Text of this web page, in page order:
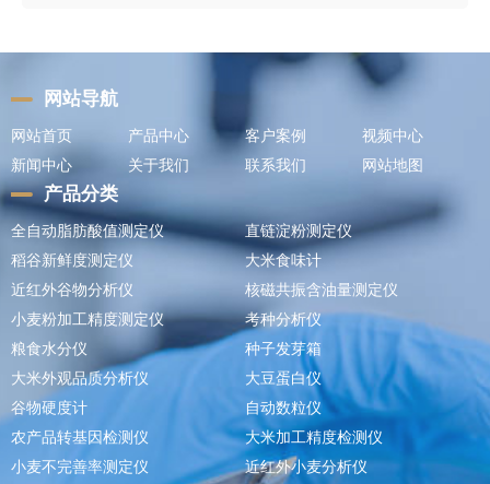
网站导航
网站首页 产品中心 客户案例
视频中心
新闻中心
关于我们 联系我们 网站地图
产品分类
全自动脂肪酸值测定仪
直链淀粉测定仪
稻谷新鲜度测定仪
大米食味计
近红外谷物分析仪
核磁共振含油量测定仪
小麦粉加工精度测定仪
考种分析仪
粮食水分仪
种子发芽箱
大米外观品质分析仪
大豆蛋白仪
谷物硬度计
自动数粒仪
农产品转基因检测仪
大米加工精度检测仪
小麦不完善率测定仪
近红外小麦分析仪